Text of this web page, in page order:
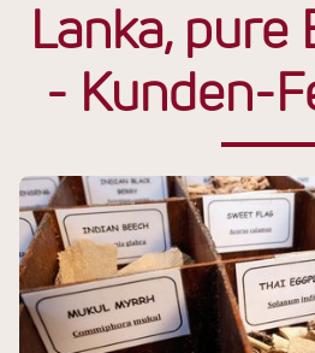
Lanka, pure
- Kunden-